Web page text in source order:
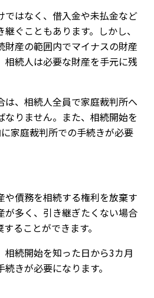
ではなく、借入金や未払金など
ぐこともあります。しかし、
財産の範囲内でマイナスの財産
相続人は必要な財産を手元に残
は、相続人全員で家庭裁判所へ
なりません。また、相続開始を
家庭裁判所での手続きが必要
や債務を相続する権利を放棄す
が多く、引き継ぎたくない場合
ることができます。
相続開始を知った日から3カ月
きが必要になります。